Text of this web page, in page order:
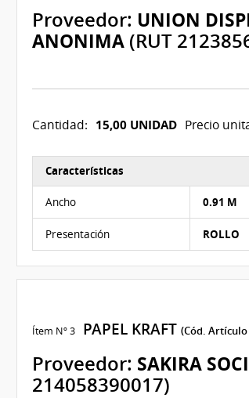
Proveedor: UNION
ANONIMA (RUT
Cantidad: 15,00 UNIDAD Precio
Características del Ítem Nº 2
Características
Ancho 0.91 M
Presentación ROLLO
Ítem Nº 3PAPEL KRAFT (Cód. Artículo
Proveedor: SAKIRA
214058390017)